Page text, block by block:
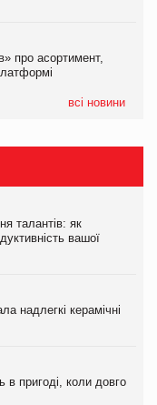
про асортимент,
всі новини
магазинів
талантів: як
вашої
надлегкі керамічні
в пригоді, коли довго